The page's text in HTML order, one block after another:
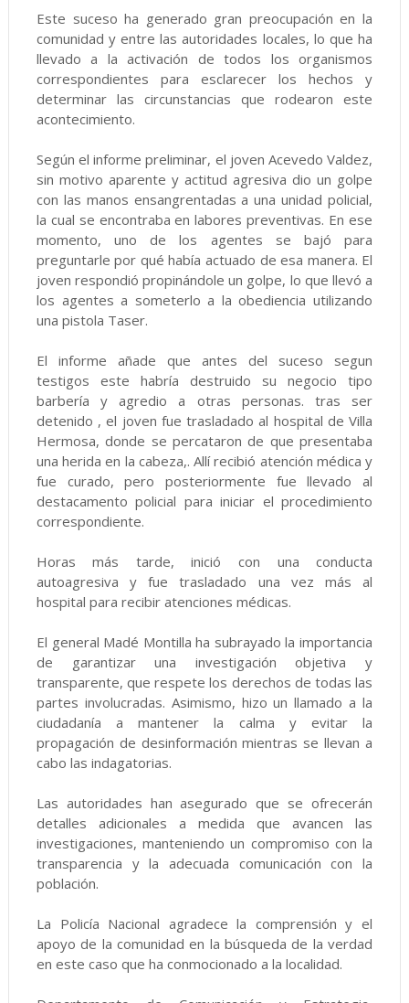
Este suceso ha generado gran preocupación en la
comunidad y entre las autoridades locales, lo que ha
llevado a la activación de todos los organismos
correspondientes para esclarecer los hechos y
determinar las circunstancias que rodearon este
acontecimiento.
Según el informe preliminar, el joven Acevedo Valdez,
sin motivo aparente y actitud agresiva dio un golpe
con las manos ensangrentadas a una unidad policial,
la cual se encontraba en labores preventivas. En ese
momento, uno de los agentes se bajó para
preguntarle por qué había actuado de esa manera. El
joven respondió propinándole un golpe, lo que llevó a
los agentes a someterlo a la obediencia utilizando
una pistola Taser.
El informe añade que antes del suceso segun
testigos este habría destruido su negocio tipo
barbería y agredio a otras personas. tras ser
detenido , el joven fue trasladado al hospital de Villa
Hermosa, donde se percataron de que presentaba
una herida en la cabeza,. Allí recibió atención médica y
fue curado, pero posteriormente fue llevado al
destacamento policial para iniciar el procedimiento
correspondiente.
Horas más tarde, inició con una conducta
autoagresiva y fue trasladado una vez más al
hospital para recibir atenciones médicas.
El general Madé Montilla ha subrayado la importancia
de garantizar una investigación objetiva y
transparente, que respete los derechos de todas las
partes involucradas. Asimismo, hizo un llamado a la
ciudadanía a mantener la calma y evitar la
propagación de desinformación mientras se llevan a
cabo las indagatorias.
Las autoridades han asegurado que se ofrecerán
detalles adicionales a medida que avancen las
investigaciones, manteniendo un compromiso con la
transparencia y la adecuada comunicación con la
población.
La Policía Nacional agradece la comprensión y el
apoyo de la comunidad en la búsqueda de la verdad
en este caso que ha conmocionado a la localidad.